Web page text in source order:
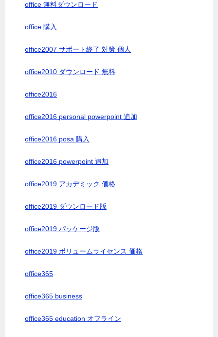
office 無料ダウンロード
office 購入
office2007 サポート終了 対策 個人
office2010 ダウンロード 無料
office2016
office2016 personal powerpoint 追加
office2016 posa 購入
office2016 powerpoint 追加
office2019 アカデミック 価格
office2019 ダウンロード版
office2019 パッケージ版
office2019 ボリュームライセンス 価格
office365
office365 business
office365 education オフライン